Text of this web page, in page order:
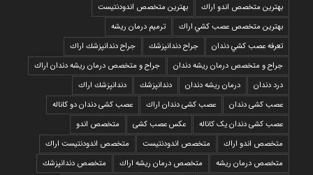
بهترين متخصص اندو اراك
بهترين متخصص اندودنتيست
بهترين متخصص عصب كشي اراك
ترمیم درمان ریشه
تعرفه عصب كشي دندان
جراح دندانپزشك
جراح دندانپزشك اراك
جراح و متخصص درمان ریشه دندان
جراح و متخصص درمان ریشه دندان اراك
درد دندان
درمان ریشه دندان دندانپزشك
دندانپزشك اراك
عصب کشی دندان
عصب کشی دندان اراك
عصب کشی دندان دو کاناله
عصب کشی دندان یک کاناله
عکس عصب کشی
متخصص اندو
متخصص اندو اراك
متخصص اندودنتيست
متخصص اندودنتيست اراك
متخصص درمان ريشه
متخصص درمان ريشه اراك متخصص دندانپزشك